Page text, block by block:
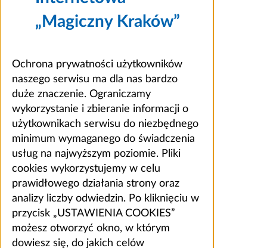
„Magiczny Kraków”
Ochrona prywatności użytkowników
naszego serwisu ma dla nas bardzo
duże znaczenie. Ograniczamy
wykorzystanie i zbieranie informacji o
użytkownikach serwisu do niezbędnego
minimum wymaganego do świadczenia
usług na najwyższym poziomie. Pliki
cookies wykorzystujemy w celu
prawidłowego działania strony oraz
analizy liczby odwiedzin. Po kliknięciu w
przycisk „USTAWIENIA COOKIES”
możesz otworzyć okno, w którym
dowiesz się, do jakich celów